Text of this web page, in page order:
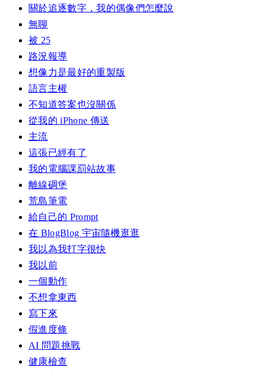
關於追逐數字，我的偶像們怎麼說
無聊
被 25
路況報導
想像力是最好的重製版
語言主權
不知道答案也沒關係
從我的 iPhone 傳送
主流
這張已經有了
我的電腦課罰站故事
離線碉堡
荒島筆電
給自己的 Prompt
在 BlogBlog 宇宙隨機逛逛
我以為我打字很快
我以前
一個動作
不想拿東西
寫下來
假進度條
AI 問題挑戰
健康檢查